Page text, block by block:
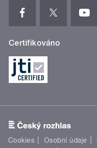
Certifikováno
Cookies Osobní údaje